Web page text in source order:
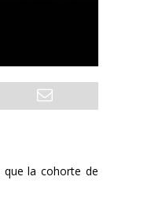
que la cohorte de